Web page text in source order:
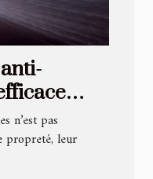
n’est pas
propreté, leur